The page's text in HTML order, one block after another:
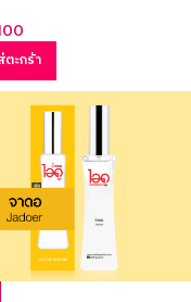
ตะกร้า